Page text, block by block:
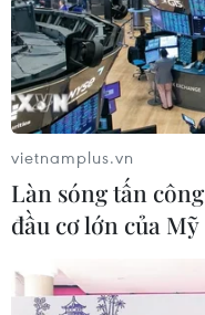
vietnamplus.vn
Làn sóng tấn
đầu cơ lớn của Mỹ